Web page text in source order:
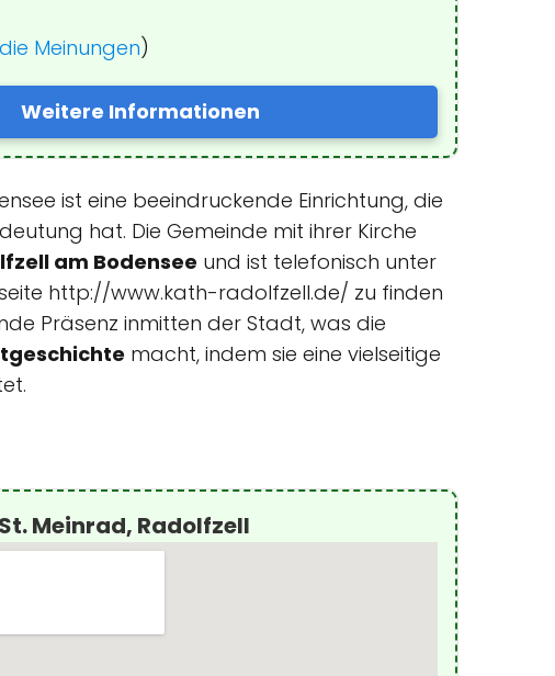
Meinungen)
Weitere Informationen
ist eine beeindruckende Einrichtung, die
hat. Die Gemeinde mit ihrer Kirche
am Bodensee und ist telefonisch unter
http://www.kath-radolfzell.de/ zu finden
Präsenz inmitten der Stadt, was die
macht, indem sie eine vielseitige
Meinrad, Radolfzell